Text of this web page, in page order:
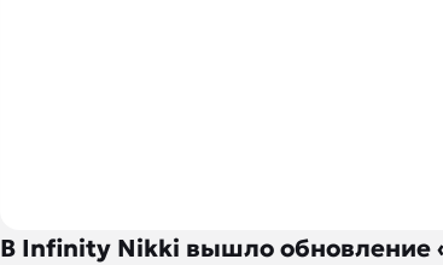
В Infinity Nikki вышло обновление